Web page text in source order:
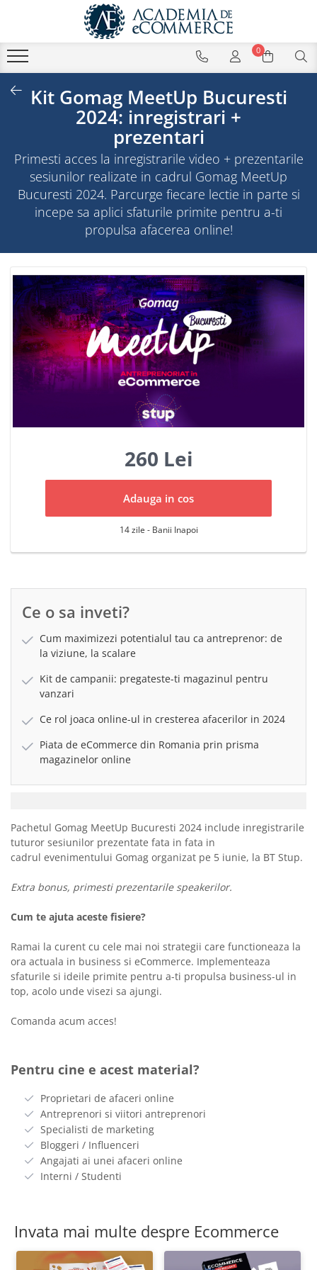
0
Kit Gomag MeetUp Bucuresti
2024: inregistrari +
prezentari
Primesti acces la inregistrarile video + prezentarile
sesiunilor realizate in cadrul Gomag MeetUp
Bucuresti 2024. Parcurge fiecare lectie in parte si
incepe sa aplici sfaturile primite pentru a-ti
propulsa afacerea online!
260 Lei
Adauga in cos
14 zile - Banii Inapoi
Ce o sa inveti?
Cum maximizezi potentialul tau ca antreprenor: de
la viziune, la scalare
Kit de campanii: pregateste-ti magazinul pentru
vanzari
Ce rol joaca online-ul in cresterea afacerilor in 2024
Piata de eCommerce din Romania prin prisma
magazinelor online
Pachetul Gomag MeetUp Bucuresti 2024 include inregistrarile
tuturor sesiunilor prezentate fata in fata in
cadrul evenimentului Gomag organizat pe 5 iunie, la BT Stup.
Extra bonus, primesti prezentarile speakerilor.
Cum te ajuta aceste fisiere?
Ramai la curent cu cele mai noi strategii care functioneaza la
ora actuala in business si eCommerce. Implementeaza
sfaturile si ideile primite pentru a-ti propulsa business-ul in
top, acolo unde visezi sa ajungi.
Comanda acum acces!
Pentru cine e acest material?
Proprietari de afaceri online
Antreprenori si viitori antreprenori
Specialisti de marketing
Bloggeri / Influenceri
Angajati ai unei afaceri online
Interni / Studenti
Invata mai multe despre Ecommerce